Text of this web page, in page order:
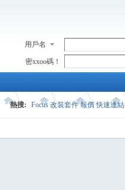
用戶名
密xxoo碼！
熱搜: Focus 改裝套件 報價 快速連結